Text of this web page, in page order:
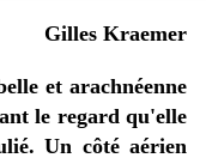
Gilles Kraemer
et arachnéenne
le regard qu'elle
Un côté aérien